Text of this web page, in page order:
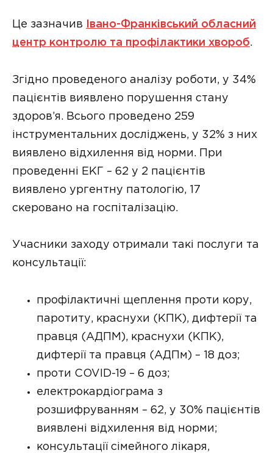
Це зазначив
Івано-Франківський обласний
центр контролю та профілактики хвороб.
Згідно проведеного аналізу роботи, у 34%
пацієнтів виявлено порушення стану
здоров’я. Всього проведено 259
інструментальних досліджень, у 32% з них
виявлено відхилення від норми. При
проведенні ЕКГ – 62 у 2 пацієнтів
виявлено ургентну патологію, 17
скеровано на госпіталізацію.
Учасники заходу отримали такі послуги та
консультації:
профілактичні щеплення проти кору,
паротиту, краснухи (КПК), дифтерії та
правця (АДПМ), краснухи (КПК),
дифтерії та правця (АДПм) – 18 доз;
проти COVID-19 – 6 доз;
електрокардіограма з
розшифруванням – 62, у 30% пацієнтів
виявлені відхилення від норми;
консультації сімейного лікаря,